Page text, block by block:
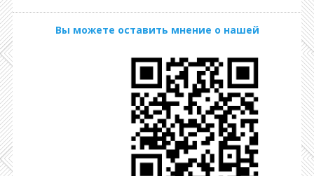
Вы можете оставить мнение о нашей